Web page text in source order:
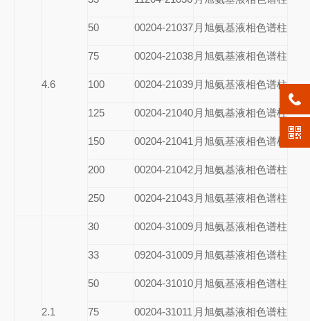
4.6
50 00204-21037 月旭氨基液相色谱柱
75 00204-21038 月旭氨基液相色谱柱
100 00204-21039 月旭氨基液相色谱柱
125 00204-21040 月旭氨基液相色谱柱
150 00204-21041 月旭氨基液相色谱柱
200 00204-21042 月旭氨基液相色谱柱
250 00204-21043 月旭氨基液相色谱柱
2.1
30 00204-31009 月旭氨基液相色谱柱
33 09204-31009 月旭氨基液相色谱柱
50 00204-31010 月旭氨基液相色谱柱
75 00204-31011 月旭氨基液相色谱柱